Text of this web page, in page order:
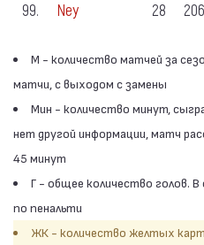
99. Ney 28
М - количество матчей за
матчи, с выходом с замены
Мин - количество минут,
нет другой информации, матч
45 минут
Г - общее количество голов. В
по пенальти
ЖК - количество желтых